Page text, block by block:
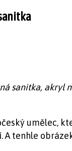
sanitka, akryl
umělec,
tenhle